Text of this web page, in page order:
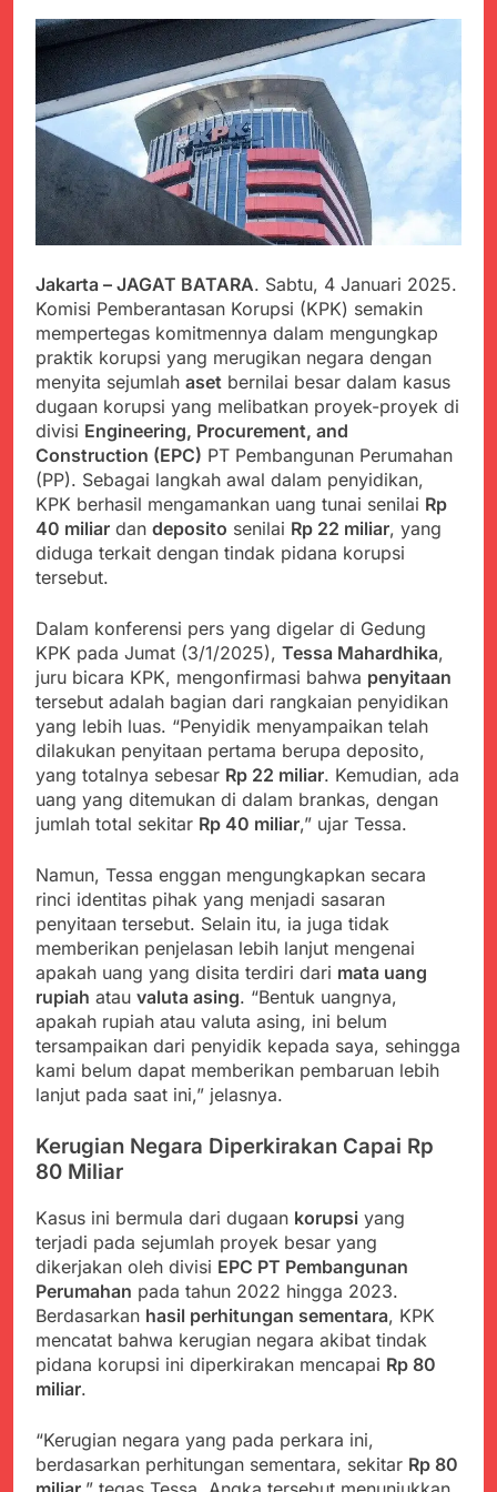
ADE SEBUT
PENYELENGGARAAN
SANGAT BAIK
Juli 22, 2024
Terungkap Dalang
Pemasok BHP Alkes ke
Puskesmas-
Puskesmas se-
kabupaten Sukabumi
selama 7 Tahun.
Juli 22, 2024
Warga Tersenyum
Bahagia Saat Satgas
Yonif 310/KK Bagikan
Puluhan Pakaian
Juli 22, 2024
Diduga Kadinkes Kab.
Sukabumi terlibat
dalam pengadaan obat
puskesmas.
Juli 22, 2024
Menkes diharap sidak
ke Dinkes dan keseluruh
Puskesmas di Kab.
Sukabumi terkait
Dugaan beredar nya
Obat obatan Kadaluarsa
Juli 21, 2024
Polres Sumenep
Ungkap Kasus
Pencabulan Terhadap
Anak
Juli 21, 2024
Kisruh terkait Dugaan
Puskesmas beli obat
akan Kadaluarsa,Ketua
Komisi 4 DPRD
Kabupaten Sukabumi
Angkat Bicara
Juli 21, 2024
Perindah Gereja,
Satgas Yonif 310/KK
Lakukan Pengecatan
Dan Pembenahan
Juli 21, 2024
Kadinkes kab. Sukabumi
yang akan Kadaluarsa
oleh Puskesmas
Diduga Pembelian Obat
oleh Puskesmas di
Kab. Sukabumi yang
akan Kadaluarsa.
Juli 20, 2024
Tunjukan
Perhatiannya, Satgas
Yonif 310/KK Berikan
Bantuan Duka Cita
Juli 20, 2024
Polda Jabar Beberkan
Perkembangan
Terbaru Kasus Dago
Juli 20, 2024
Sukabumi didesak usut
Tuntas Dugaan
penyelewengan
Pengadaan Buku Simi
Juli 19, 2024
Diduga Kuat
Inspektorat Kab,
Sukabumi
menyalahgunakan
Anggaran Thn 2023.
Juli 19, 2024
Sambut Tahun Ajaran
Baru, Satgas Yonif
310/KK Ajak Pelajar
Bersihkan Lingkungan
Sekolah
Juli 19, 2024
Selisih APBD Tahun
2023 Kab.Sukabumi
Jaga Keamanan
Edukasi Kamtibmas
kepada Siswa SDN
Cipriangan
Ketua DPD JWI
Sukabumi Raya
Ingatkan Pentingnya
Verifikasi Isu Dugaan
terhadap Kepala KUA
Pabuaran
Agustus 8, 2026
Aksi Humanis Polri:
Kapolsek Kebonpedes
Bantu Lansia dengan
Kursi Roda, Warga Haru
Agustus 7, 2026
Data Ganda Capai 6
Makan Bergizi Gratis
Zulhas Pastikan SPPG
di Wilayah 3T Tuntas
Jakarta – JAGAT BATARA. Sabtu, 4 Januari 2025.
Komisi Pemberantasan Korupsi (KPK) semakin
mempertegas komitmennya dalam mengungkap
praktik korupsi yang merugikan negara dengan
menyita sejumlah aset bernilai besar dalam kasus
dugaan korupsi yang melibatkan proyek-proyek di
divisi Engineering, Procurement, and
Construction (EPC) PT Pembangunan Perumahan
(PP). Sebagai langkah awal dalam penyidikan,
KPK berhasil mengamankan uang tunai senilai Rp
40 miliar dan deposito senilai Rp 22 miliar, yang
diduga terkait dengan tindak pidana korupsi
tersebut.
Dalam konferensi pers yang digelar di Gedung
KPK pada Jumat (3/1/2025), Tessa Mahardhika,
juru bicara KPK, mengonfirmasi bahwa penyitaan
tersebut adalah bagian dari rangkaian penyidikan
yang lebih luas. “Penyidik menyampaikan telah
dilakukan penyitaan pertama berupa deposito,
yang totalnya sebesar Rp 22 miliar. Kemudian, ada
uang yang ditemukan di dalam brankas, dengan
jumlah total sekitar Rp 40 miliar,” ujar Tessa.
Namun, Tessa enggan mengungkapkan secara
rinci identitas pihak yang menjadi sasaran
penyitaan tersebut. Selain itu, ia juga tidak
memberikan penjelasan lebih lanjut mengenai
apakah uang yang disita terdiri dari mata uang
rupiah atau valuta asing. “Bentuk uangnya,
apakah rupiah atau valuta asing, ini belum
tersampaikan dari penyidik kepada saya, sehingga
kami belum dapat memberikan pembaruan lebih
lanjut pada saat ini,” jelasnya.
Kerugian Negara Diperkirakan Capai Rp
80 Miliar
Kasus ini bermula dari dugaan korupsi yang
terjadi pada sejumlah proyek besar yang
dikerjakan oleh divisi EPC PT Pembangunan
Perumahan pada tahun 2022 hingga 2023.
Berdasarkan hasil perhitungan sementara, KPK
mencatat bahwa kerugian negara akibat tindak
pidana korupsi ini diperkirakan mencapai Rp 80
miliar.
“Kerugian negara yang pada perkara ini,
berdasarkan perhitungan sementara, sekitar Rp 80